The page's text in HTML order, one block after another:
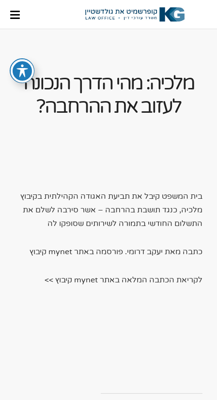
מלכיה: מהי הדרך הנכונה
לעזוב את ההרחבה?
בית המשפט קיבל את תביעת האגודה הקהילתית בקיבוץ
מלכיה, כנגד תושבת בהרחבה – אשר סירבה לשלם את
התשלום החודשי בתמורה לשירותים שסופקו לה
כתבה מאת יעקב דרומי. פורסמה באתר mynet קיבוץ
לקריאת הכתבה המלאה באתר mynet קיבוץ >>